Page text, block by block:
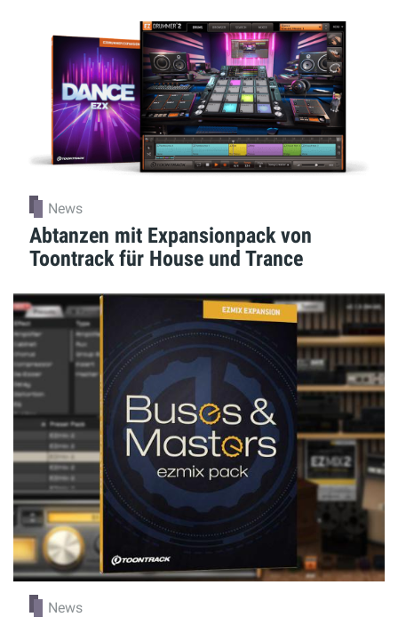
News
Abtanzen mit Expansionpack von
Toontrack für House und Trance
News